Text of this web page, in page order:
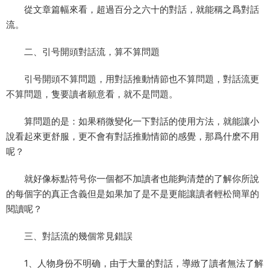
從文章篇幅來看，超過百分之六十的對話，就能稱之爲對話
流。
二、引号開頭對話流，算不算問題
引号開頭不算問題，用對話推動情節也不算問題，對話流更
不算問題，隻要讀者願意看，就不是問題。
算問題的是：如果稍微變化一下對話的使用方法，就能讓小
說看起來更舒服，更不會有對話推動情節的感覺，那爲什麽不用
呢？
就好像标點符号你一個都不加讀者也能夠清楚的了解你所說
的每個字的真正含義但是如果加了是不是更能讓讀者輕松簡單的
閱讀呢？
三、對話流的幾個常見錯誤
1、人物身份不明确，由于大量的對話，導緻了讀者無法了解